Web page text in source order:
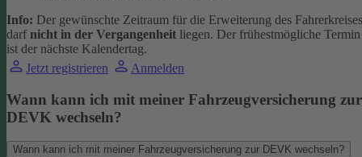
Info: Der gewünschte Zeitraum für die Erweiterung des Fahrerkreises
darf nicht in der Vergangenheit liegen. Der frühestmögliche Termin
ist der nächste Kalendertag.
Jetzt registrieren
Anmelden
Wann kann ich mit meiner Fahrzeugversicherung zur
DEVK wechseln?
Wann kann ich mit meiner Fahrzeugversicherung zur DEVK wechseln?